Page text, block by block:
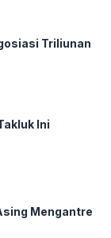
Triliunan
Ini
Mengantre